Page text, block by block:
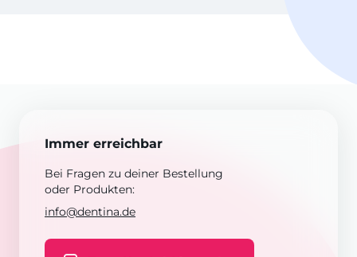
Immer erreichbar
Bei Fragen zu deiner Bestellung
oder Produkten:
info@dentina.de